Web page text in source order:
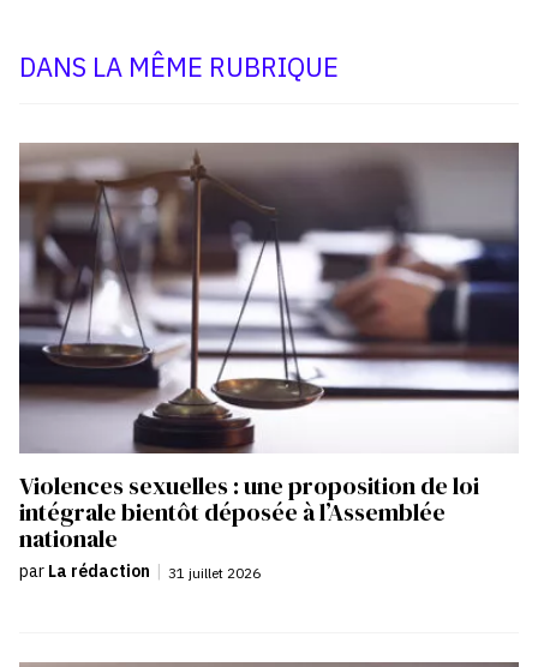
DANS LA MÊME RUBRIQUE
Violences sexuelles : une proposition de loi
intégrale bientôt déposée à l’Assemblée
nationale
par La rédaction | 31 juillet 2026